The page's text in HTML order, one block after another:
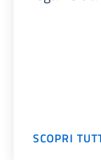
SCOPRI